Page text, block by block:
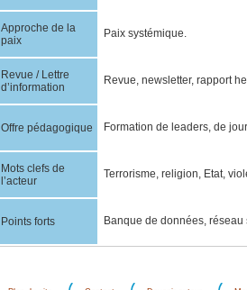
Approche de la
paix
Paix systémique.
Revue / Lettre
d’information
Revue, newsletter, rapport
Offre pédagogique Formation de leaders, de
Mots clefs de
l’acteur
Terrorisme, religion, Etat,
Points forts Banque de données, réseau